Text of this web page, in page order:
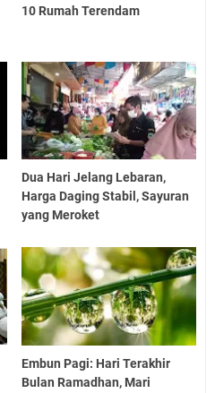
10 Rumah Terendam
Dua Hari Jelang Lebaran,
Harga Daging Stabil, Sayuran
yang Meroket
Embun Pagi: Hari Terakhir
Bulan Ramadhan, Mari